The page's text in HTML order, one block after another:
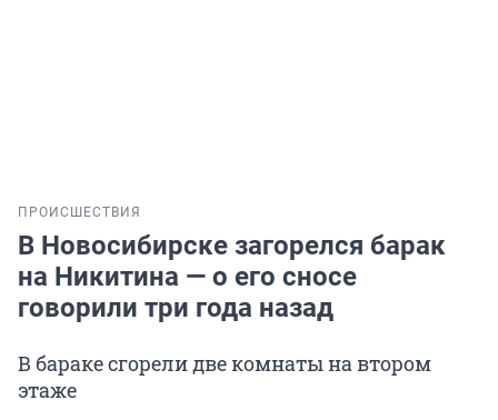
ПРОИСШЕСТВИЯ
В Новосибирске загорелся барак
на Никитина — о его сносе
говорили три года назад
В бараке сгорели две комнаты на втором
этаже